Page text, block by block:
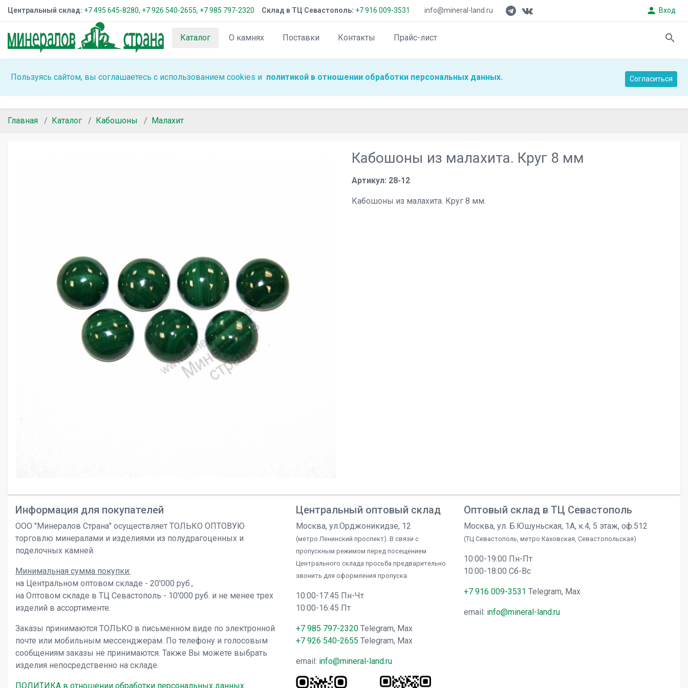
Центральный склад: +7 495 645-8280, +7 926 540-2655, +7 985 797-2320 Склад в ТЦ Севастополь: +7 916 009-3531 info@mineral-land.ru person Вход
Каталог О камнях Поставки Контакты Прайс-лист search
Пользуясь сайтом, вы соглашаетесь с использованием cookies и политикой в отношении обработки персональных данных. Согласиться
Главная Каталог Кабошоны Малахит
Кабошоны из малахита. Круг 8 мм
Артикул: 28-12
Кабошоны из малахита. Круг 8 мм.
Информация для покупателей
ООО "Минералов Страна" осуществляет ТОЛЬКО ОПТОВУЮ
торговлю минералами и изделиями из полудрагоценных и
поделочных камней.
Минимальная сумма покупки:
на Центральном оптовом складе - 20'000 руб.,
на Оптовом складе в ТЦ Севастополь - 10'000 руб. и не менее трех
изделий в ассортименте.
Заказы принимаются ТОЛЬКО в письменном виде по электронной
почте или мобильным мессенджерам. По телефону и голосовым
сообщениям заказы не принимаются. Также Вы можете выбрать
изделия непосредственно на складе.
ПОЛИТИКА в отношении обработки персональных данных
Центральный оптовый склад
Москва, ул.Орджоникидзе, 12
(метро Ленинский проспект). В связи с
пропускным режимом перед посещением
Центрального склада просьба предварительно
звонить для оформления пропуска.
10:00-17:45 Пн-Чт
10:00-16:45 Пт
+7 985 797-2320Telegram, Max
+7 926 540-2655 Telegram, Max
email: info@mineral-land.ru
Оптовый склад в ТЦ Севастополь
Москва, ул. Б.Юшуньская, 1А, к.4, 5 этаж, оф.512
(ТЦ Севастополь, метро Каховская, Севастопольская)
10:00-19:00 Пн-Пт
10:00-18:00 Сб-Вс
+7 916 009-3531 Telegram, Max
email: info@mineral-land.ru